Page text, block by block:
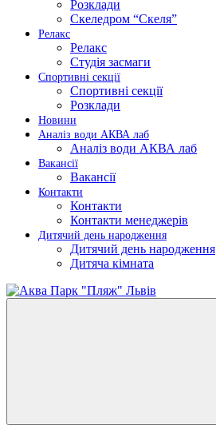
Розклади
Скеледром “Скеля”
Релакс
Релакс
Студія засмаги
Спортивні секції
Спортивні секції
Розклади
Новини
Аналіз води АКВА лаб​
Аналіз води АКВА лаб​
Вакансії
Вакансії
Контакти
Контакти
Контакти менеджерів
Дитячий день народження
Дитячий день народження
Дитяча кімната